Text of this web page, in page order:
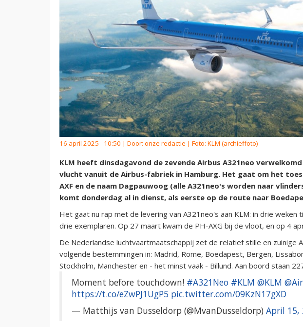
16 april 2025 - 10:50 | Door: onze redactie | Foto: KLM (archieffoto)
KLM heeft dinsdagavond de zevende Airbus A321neo
vlucht vanuit de Airbus-fabriek in Hamburg. Het gaat om het
AXF en de naam Dagpauwoog (alle A321neo's worden naar
komt donderdag al in dienst, als eerste op de route naar
Het gaat nu rap met de levering van A321neo's aan KLM: in drie weken
drie exemplaren. Op 27 maart kwam de PH-AXG bij de vloot, en op 4
De Nederlandse luchtvaartmaatschappij zet de relatief stille en zuinige
volgende bestemmingen in: Madrid, Rome, Boedapest, Bergen,
Stockholm, Manchester en - het minst vaak - Billund. Aan boord staan
Moment before touchdown! #A321Neo #KLM @KLM
https://t.co/eZwPJ1UgP5 pic.twitter.com/09KzN17gXD
— Matthijs van Dusseldorp (@MvanDusseldorp) April 15,